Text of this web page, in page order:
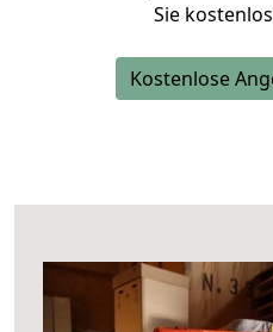
Sie
Kostenlose